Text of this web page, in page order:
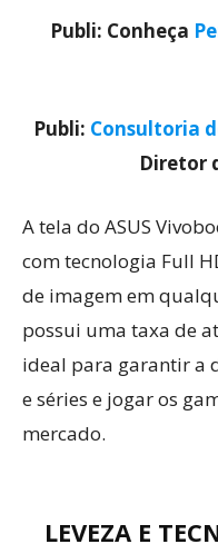
Publi: Conheça
Publi: Consultoria
Diretor
A tela do ASUS
com tecnologia Full
de imagem em
possui uma taxa de
ideal para garantir a
e séries e jogar os
mercado.
LEVEZA E